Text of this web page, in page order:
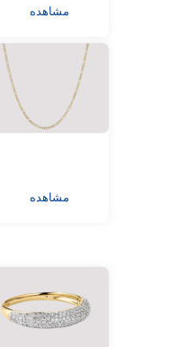
مشاهده
مشاهده